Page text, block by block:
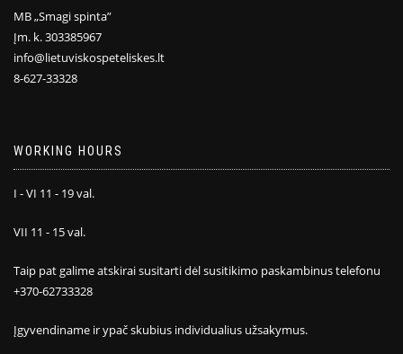
MB „Smagi spinta”
Įm. k. 303385967
info@lietuviskospeteliskes.lt
8-627-33328
WORKING HOURS
I - VI 11 - 19 val.
VII 11 - 15 val.
Taip pat galime atskirai susitarti dėl susitikimo paskambinus telefonu
+370-62733328
Įgyvendiname ir ypač skubius individualius užsakymus.